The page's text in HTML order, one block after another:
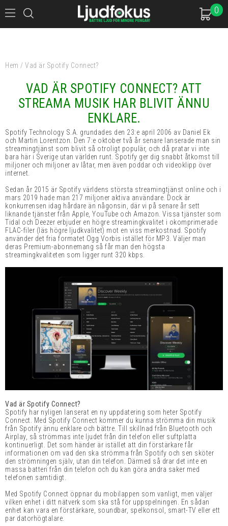
0
Hem / Vad är Spotify Connect?
VAD ÄR SPOTIFY CONNECT? ATT
STREAMA MUSIK HAR BLIVIT ÄNNU
ENKLARE.
Spotify Technology S.A. grundades den 23:e april 2006 av Daniel Ek
och Martin Lorentzon. Den 7:e oktober två år senare lanserade man sin
streamingtjänst som blivit så otroligt populär, och då pratar vi inte
bara här i Sverige utan världen runt. Spotify ger dig snabbt åtkomst till
miljoner och miljoner av låtar, men även poddar och videoklipp över
internet.
Sedan år 2015 är Spotify världens största streamingtjänst online och i
mars 2019 hade man 217 miljoner aktiva användare. Dock är
konkurrensen idag hårdare än någonsin, där vi på senare år sett
liknande tjänster från Apple, YouTube och Amazon. Vissa tjänster som
Tidal och Deezer erbjuder en högre streamingkvalitet i okomprimerade
FLAC-filer (läs högre ljudkvalitet) mot en viss merkostnad. Spotify
använder det fria formatet Ogg Vorbis istället för MP3. Väljer man
deras Premium-abonnemang så får man den högsta
streamingkvaliteten som ligger runt 320 kbps.
Vad är Spotify Connect?
Spotify har nyligen lanserat en ny uppdatering som heter Spotify
Connect. Med Spotify Connect kommer du kunna strömma din musik
från Spotify ännu enklare och bättre. Till skillnad från Bluetooth och
Airplay, så strömmas inte ljudet från din telefon eller suftplatta
kontinuerligt. Det som händer är istället att din förstärkare får
informationen om vad den ska strömma från Spotify och sen sköter
den strömningen själv, utan din telefon. Därmed så drar det inte en
massa batteri från din telefon och du kan göra andra saker med
telefonen samtidigt.
Med Spotify Connect öppnar du mobilappen som vanligt, men väljer
vilken enhet i ditt nätverk som ska stå för uppspelningen. En sådan
enhet kan vara en förstärkare soundbar, spelkonsol, smart-TV eller ett
par datorhögtalare